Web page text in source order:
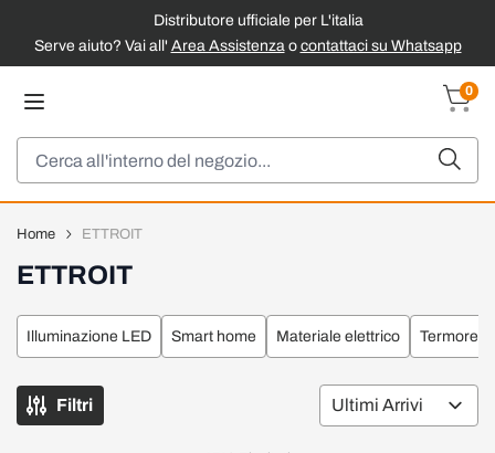
Distributore ufficiale per L'italia
Serve aiuto? Vai all' Area Assistenzao contattaci su Whatsapp
0
Home ETTROIT
ETTROIT
Illuminazione LED Smart home Materiale elettrico
Filtri